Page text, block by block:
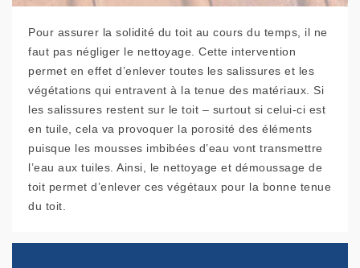
Pour assurer la solidité du toit au cours du temps, il ne
faut pas négliger le nettoyage. Cette intervention
permet en effet d’enlever toutes les salissures et les
végétations qui entravent à la tenue des matériaux. Si
les salissures restent sur le toit – surtout si celui-ci est
en tuile, cela va provoquer la porosité des éléments
puisque les mousses imbibées d’eau vont transmettre
l’eau aux tuiles. Ainsi, le nettoyage et démoussage de
toit permet d’enlever ces végétaux pour la bonne tenue
du toit.